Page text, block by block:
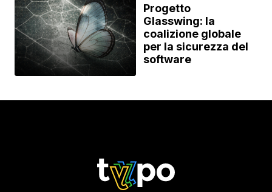
Progetto
Glasswing: la
coalizione globale
per la sicurezza del
software